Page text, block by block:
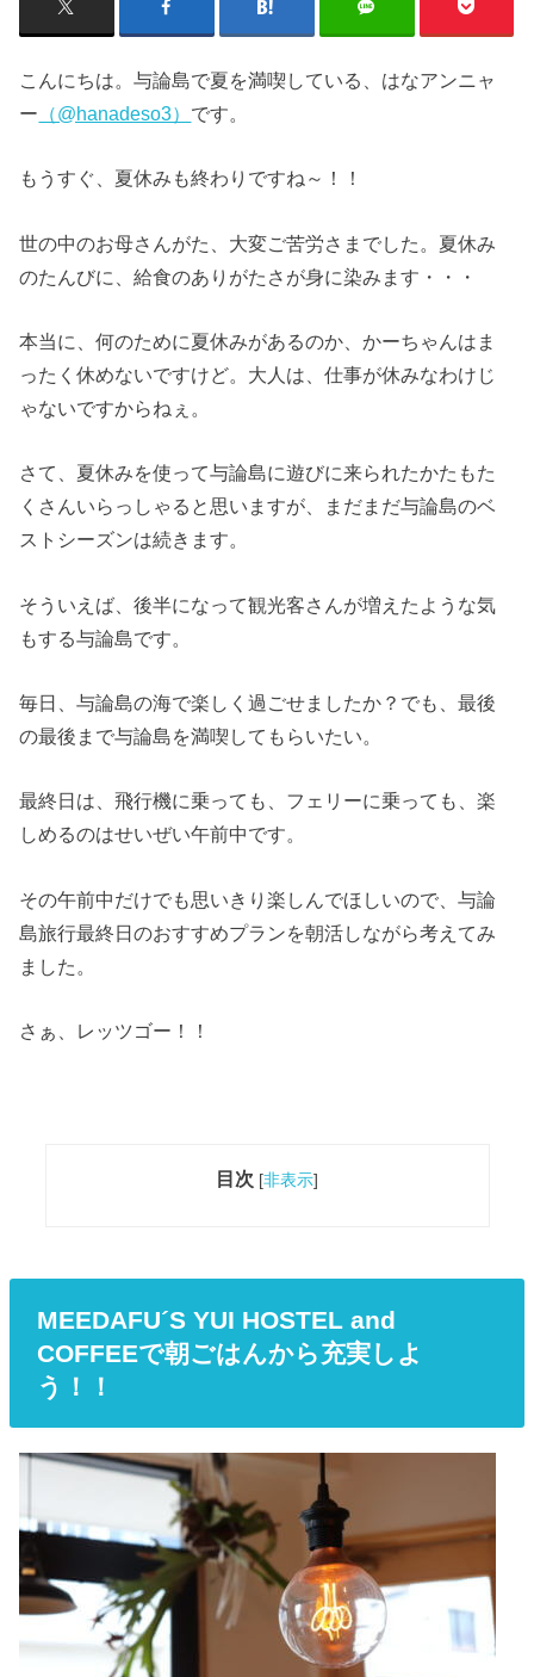
こんにちは。与論島で夏を満喫している、はなアンニャ
ー （@hanadeso3） です。
もうすぐ、夏休みも終わりですね～！！
世の中のお母さんがた、大変ご苦労さまでした。夏休み
のたんびに、給食のありがたさが身に染みます・・・
本当に、何のために夏休みがあるのか、かーちゃんはま
ったく休めないですけど。大人は、仕事が休みなわけじ
ゃないですからねぇ。
さて、夏休みを使って与論島に遊びに来られたかたもた
くさんいらっしゃると思いますが、まだまだ与論島のベ
ストシーズンは続きます。
そういえば、後半になって観光客さんが増えたような気
もする与論島です。
毎日、与論島の海で楽しく過ごせましたか？でも、最後
の最後まで与論島を満喫してもらいたい。
最終日は、飛行機に乗っても、フェリーに乗っても、楽
しめるのはせいぜい午前中です。
その午前中だけでも思いきり楽しんでほしいので、与論
島旅行最終日のおすすめプランを朝活しながら考えてみ
ました。
さぁ、レッツゴー！！
目次 [非表示]
MEEDAFU´S YUI HOSTEL and
COFFEEで朝ごはんから充実しよ
う！！